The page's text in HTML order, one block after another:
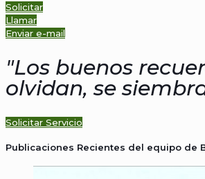
Solicitar
Llamar
Enviar e-mail
"Los buenos
olvidan, se
Solicitar Servicio
Publicaciones Recientes del equipo de